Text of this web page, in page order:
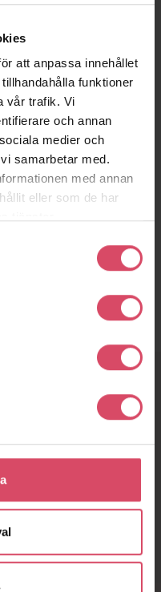
att anpassa innehållet
funktioner
vår trafik. Vi
och annan
medier och
samarbetar med.
med annan
eller som de har
M2,5 – ARILD